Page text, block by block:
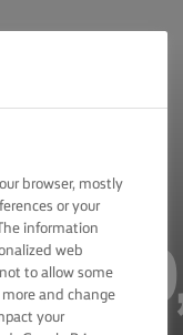
browser, mostly
or your
information
web
to allow some
and change
your